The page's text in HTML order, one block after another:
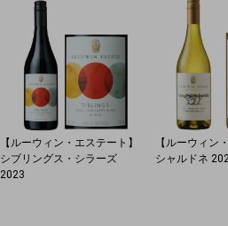
【ルーウィン・エステート】
シブリングス・シラーズ
2023
【ルーウィン
シャルドネ